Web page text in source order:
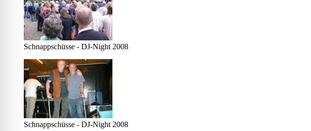
Schnappschüsse - DJ-Night 2008
Schnappschüsse - DJ-Night 2008